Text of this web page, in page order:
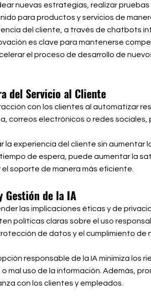
nuevas estrategias, realizar
para productos y servicios de
del cliente, a través de chatbots
es clave para mantenerse
el proceso de desarrollo de
del Servicio al Cliente
con los clientes al automatizar
correos electrónicos o redes
la experiencia del cliente sin aumentar
de espera, puede aumentar la
soporte de manera más eficiente.
Gestión de la IA
las implicaciones éticas y de
políticas claras sobre el uso
de datos y el cumplimiento de
responsable de la IA minimiza los
mal uso de la información. Además,
con los clientes y empleados.